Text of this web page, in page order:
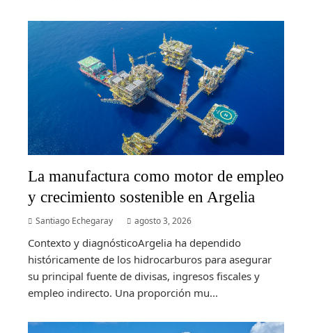
La manufactura como motor de empleo
y crecimiento sostenible en Argelia
Santiago Echegaray agosto 3, 2026
Contexto y diagnósticoArgelia ha dependido
históricamente de los hidrocarburos para asegurar
su principal fuente de divisas, ingresos fiscales y
empleo indirecto. Una proporción mu...